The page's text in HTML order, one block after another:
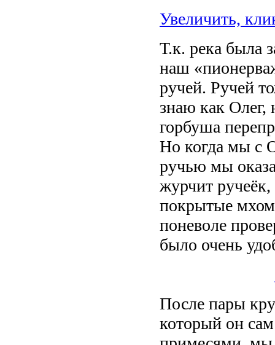
Увеличить,
Т.к. река была
наш
ручей. Ручей
знаю как Олег,
горбуша
Но когда мы с
ручью мы
журчит ручеёк,
покрытые
поневоле
было очень
После пары
который он